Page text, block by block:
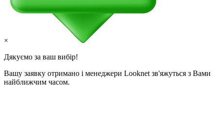
×
Дякуємо за ваш вибір!
Вашу заявку отримано і менеджери Looknet зв'яжуться з Вами
найближчим часом.